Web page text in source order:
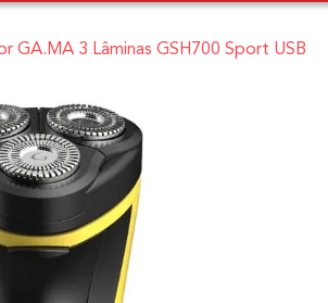
GA.MA 3 Lâminas GSH700 Sport USB
cabelo
rotativa
modeladora